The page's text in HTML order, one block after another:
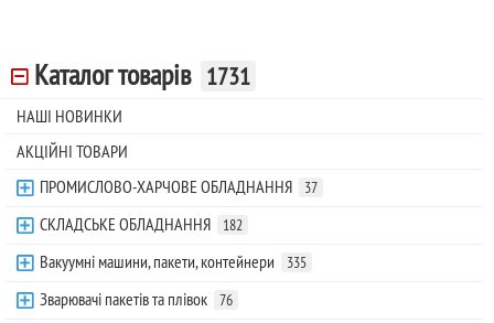
Каталог товарів 1731
НАШІ НОВИНКИ
АКЦІЙНІ ТОВАРИ
ПРОМИСЛОВО-ХАРЧОВЕ ОБЛАДНАННЯ
37
СКЛАДСЬКЕ ОБЛАДНАННЯ 182
Вакуумні машини, пакети, контейнери 335
Зварювачі пакетів та плівок 76